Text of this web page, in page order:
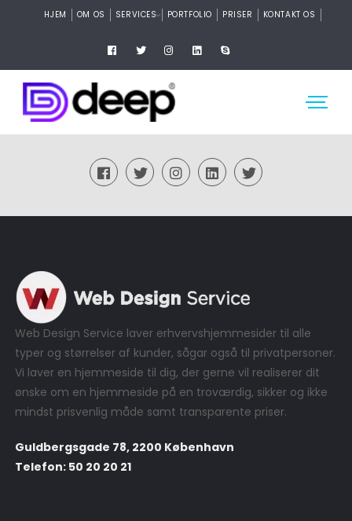
HJEM OM OS SERVICES PORTFOLIO PRISER KONTAKT OS
Web Design Service laver erhvervshjemmesider til alle
typer og størrelser af kunder, sågar også til privatpersoner.
Vi laver en hjemmeside til dig, der gerne vil realiserer dit
ønske om en hjemmeside på en troværdig, sikker og ikke
mindst prisvenlig måde samt transparente priser.
Guldbergsgade 78, 2200 København
Telefon: 50 20 20 21